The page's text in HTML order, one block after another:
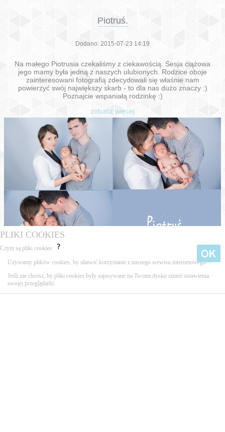
PLIKI COOKIES
Czym są pliki cookies
Używamy plików cookies, by ułatwić korzystanie z naszego serwisu internetowego.
Jeśli nie chcesz, by pliki cookies były zapisywane na Twoim dysku zmień ustawienia
swojej przeglądarki.
Piotruś.
Dodano: 2015-07-23 14:19
Na małego Piotrusia czekaliśmy z ciekawością. Sesja ciążowa
jego mamy była jedną z naszych ulubionych. Rodzice oboje
zainteresowani fotografią zdecydowali się właśnie nam
powierzyć swój największy skarb - to dla nas dużo znaczy :)
Poznajcie wspaniałą rodzinkę :)
zobacz więcej
Tagi: sesja noworodkowa, Poznań, Murowana Goślina,
Wielkopolska,
noworodek,sesja, fotograf,